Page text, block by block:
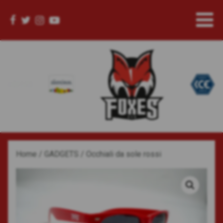
Home GADGETS / Occhiali da sole rossi